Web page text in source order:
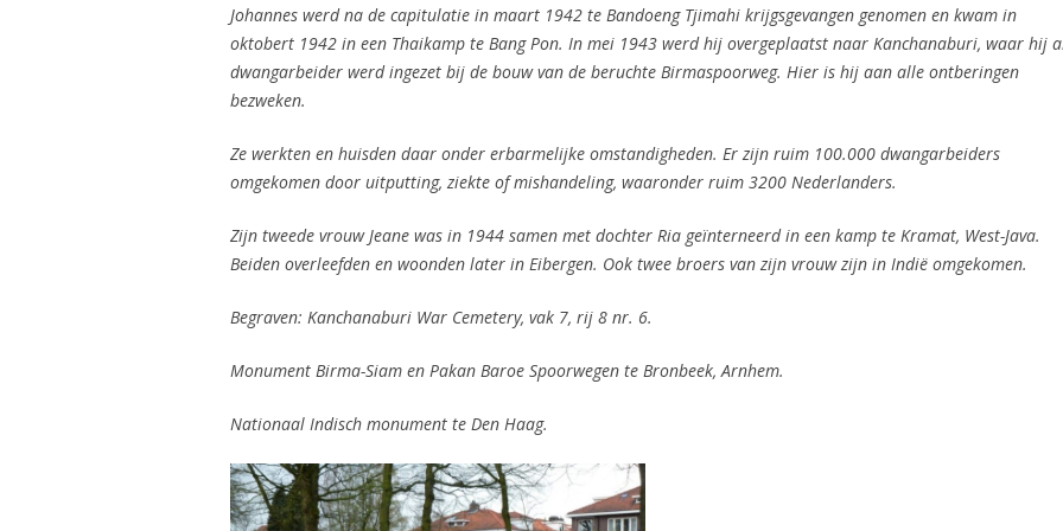
Johannes werd na de capitulatie in maart 1942 te Bandoeng Tjimahi krijgsgevangen genomen en kwam in
oktobert 1942 in een Thaikamp te Bang Pon. In mei 1943 werd hij overgeplaatst naar Kanchanaburi, waar hij
dwangarbeider werd ingezet bij de bouw van de beruchte Birmaspoorweg. Hier is hij aan alle ontberingen
bezweken.
Ze werkten en huisden daar onder erbarmelijke omstandigheden. Er zijn ruim 100.000 dwangarbeiders
omgekomen door uitputting, ziekte of mishandeling, waaronder ruim 3200 Nederlanders.
Zijn tweede vrouw Jeane was in 1944 samen met dochter Ria geïnterneerd in een kamp te Kramat, West-Java.
Beiden overleefden en woonden later in Eibergen. Ook twee broers van zijn vrouw zijn in Indië omgekomen.
Begraven: Kanchanaburi War Cemetery, vak 7, rij 8 nr. 6.
Monument Birma-Siam en Pakan Baroe Spoorwegen te Bronbeek, Arnhem.
Nationaal Indisch monument te Den Haag.